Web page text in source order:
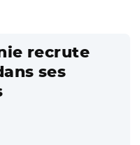
recrute
ses